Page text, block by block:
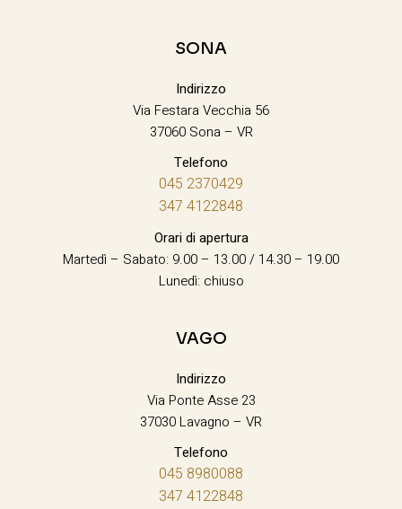
SONA
Indirizzo
Via Festara Vecchia 56
37060 Sona – VR
Telefono
045 2370429
347 4122848
Orari di apertura
Martedì – Sabato: 9.00 – 13.00 / 14.30 – 19.00
Lunedì: chiuso
VAGO
Indirizzo
Via Ponte Asse 23
37030 Lavagno – VR
Telefono
045 8980088
347 4122848